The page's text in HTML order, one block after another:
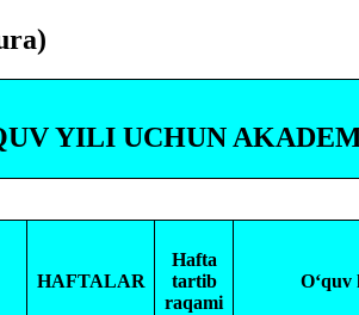
YILI UCHUN
HAFTALAR
Hafta
tartib
raqami